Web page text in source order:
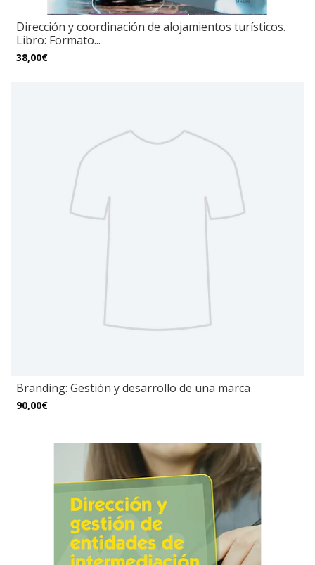
Dirección y coordinación de alojamientos turísticos.
Libro: Formato...
38,00€
Branding: Gestión y desarrollo de una marca
90,00€